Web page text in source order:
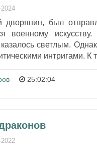
дворянин, был
военному
светлым.
интригами. К
25:02:04